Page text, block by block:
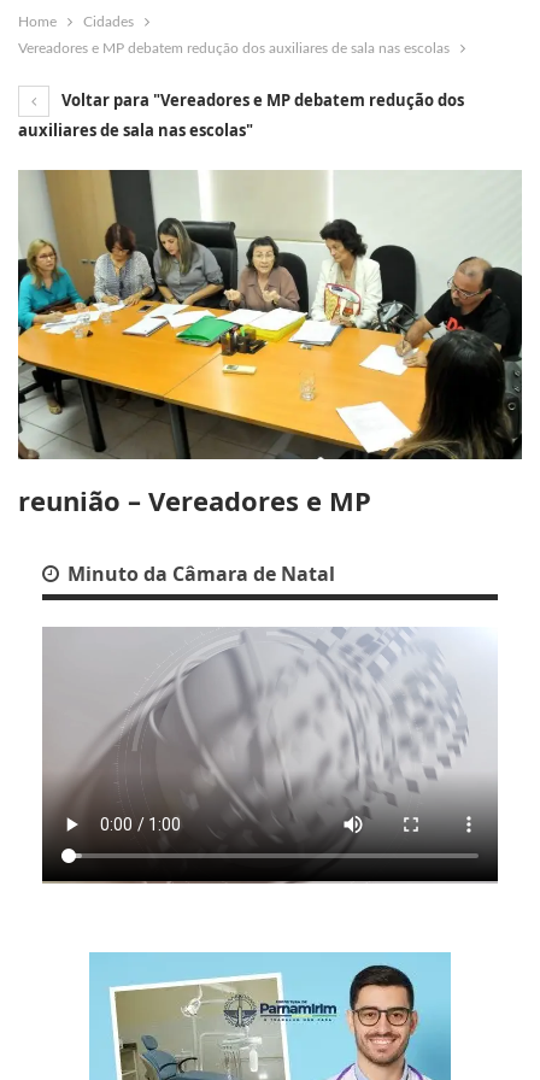
Home
Cidades
Vereadores e MP debatem redução dos auxiliares de sala nas escolas
Voltar para "Vereadores e MP debatem redução dos
auxiliares de sala nas escolas"
reunião – Vereadores e MP
Minuto da Câmara de Natal